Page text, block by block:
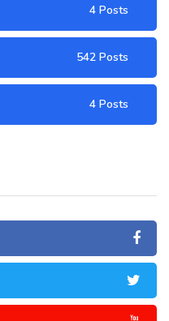
4 Posts
542 Posts
4 Posts